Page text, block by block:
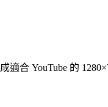
適合 YouTube 的